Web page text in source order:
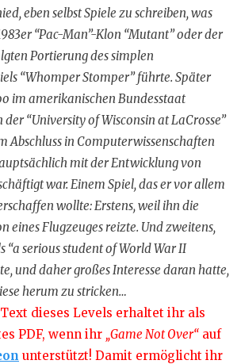
eben selbst Spiele zu schreiben, was
“Pac-Man”-Klon “Mutant” oder der
Portierung des simplen
“Whomper Stomper” führte. Später
im amerikanischen Bundesstaat
der “University of Wisconsin at LaCrosse”
Abschluss in Computerwissenschaften
mit der Entwicklung von
war. Einem Spiel, das er vor allem
wollte: Erstens, weil ihn die
eines Flugzeuges reizte. Und zweitens,
“a serious student of World War II
und daher großes Interesse daran hatte,
herum zu stricken…
dieses Levels erhaltet ihr als
PDF, wenn ihr „Game Not Over“ auf
unterstützt! Damit ermöglicht ihr